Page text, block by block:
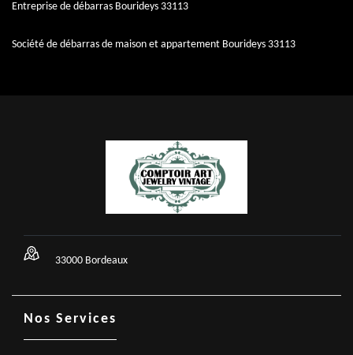
Entreprise de débarras Bourideys 33113
Société de débarras de maison et appartement Bourideys 33113
33000 Bordeaux
Nos Services